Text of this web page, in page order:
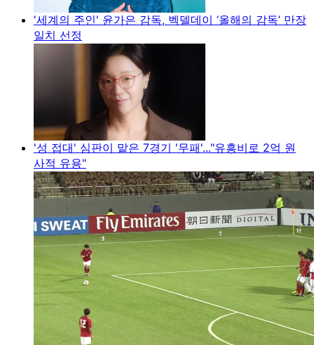
'세계의 주인' 윤가은 감독, 벡델데이 ‘올해의 감독’ 만장
일치 선정
'성 접대' 심판이 맡은 7경기 '무패'..."유흥비로 2억 원
사적 유용"